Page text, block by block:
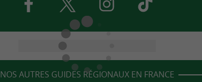
NOS AUTRES GUIDES RÉGIONAUX EN FRANCE